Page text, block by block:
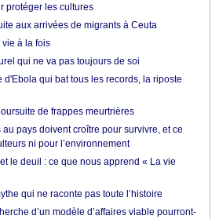
protéger les cultures
aux arrivées de migrants à Ceuta
à la fois
qui ne va pas toujours de soi
d'Ebola qui bat tous les records, la riposte
de frappes meurtrières
pays doivent croître pour survivre, et ce
ni pour l’environnement
le deuil : ce que nous apprend « La vie
qui ne raconte pas toute l’histoire
d’un modèle d’affaires viable pourront-